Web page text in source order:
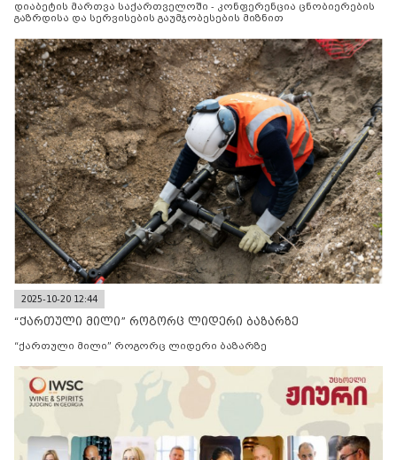
დიაბეტის მართვა საქართველოში - კონფერენცია ცნობიერების
გაზრდისა და სერვისების გაუმჯობესების მიზნით
2025-10-20 12:44
“ქართული მილი” როგორც ლიდერი ბაზარზე
“ქართული მილი” როგორც ლიდერი ბაზარზე